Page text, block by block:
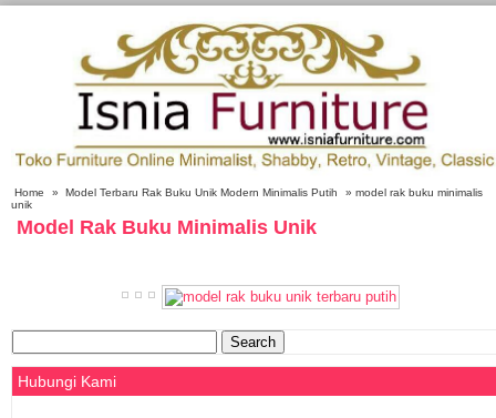
Home » Model Terbaru Rak Buku Unik Modern Minimalis Putih
» model rak buku minimalis
unik
Model Rak Buku Minimalis Unik
for:
Hubungi Kami